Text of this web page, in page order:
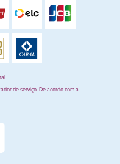
de serviço. De acordo com a